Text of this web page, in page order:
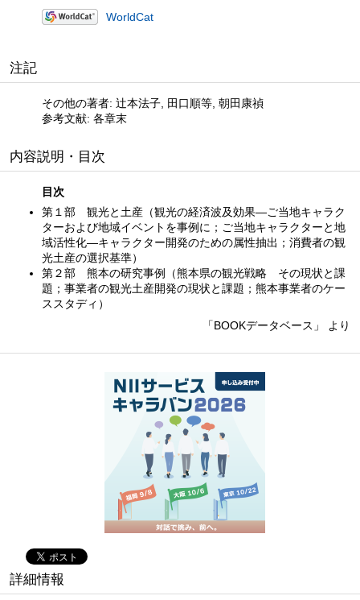
WorldCat
注記
その他の著者: 辻本法子, 田口順等, 朝田康禎
参考文献: 各章末
内容説明・目次
目次
第１部 観光と土産（観光の経済波及効果—ご当地キャラク
ターおよび地域イベントを事例に；ご当地キャラクターと地
域活性化—キャラクター開発のための属性抽出；消費者の観
光土産の選択基準）
第２部 熊本の研究事例（熊本県の観光戦略 その現状と課
題；事業者の観光土産開発の現状と課題；熊本事業者のケー
ススタディ）
「BOOKデータベース」 より
詳細情報